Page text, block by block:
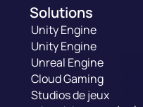
Solutions
Unity Engine
Unity Engine
Unreal Engine
Cloud Gaming
Studios de jeux